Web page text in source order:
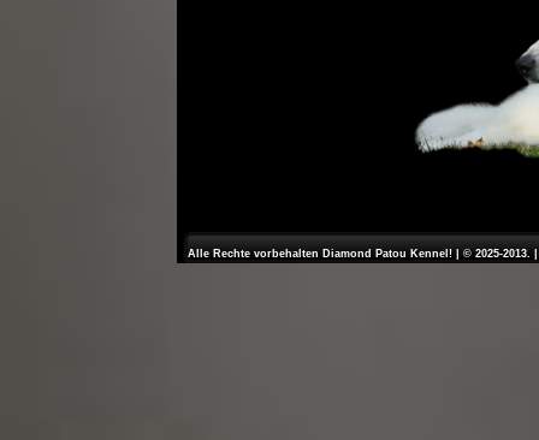
Alle Rechte vorbehalten Diamond Patou Kennel! | © 2025-2013.